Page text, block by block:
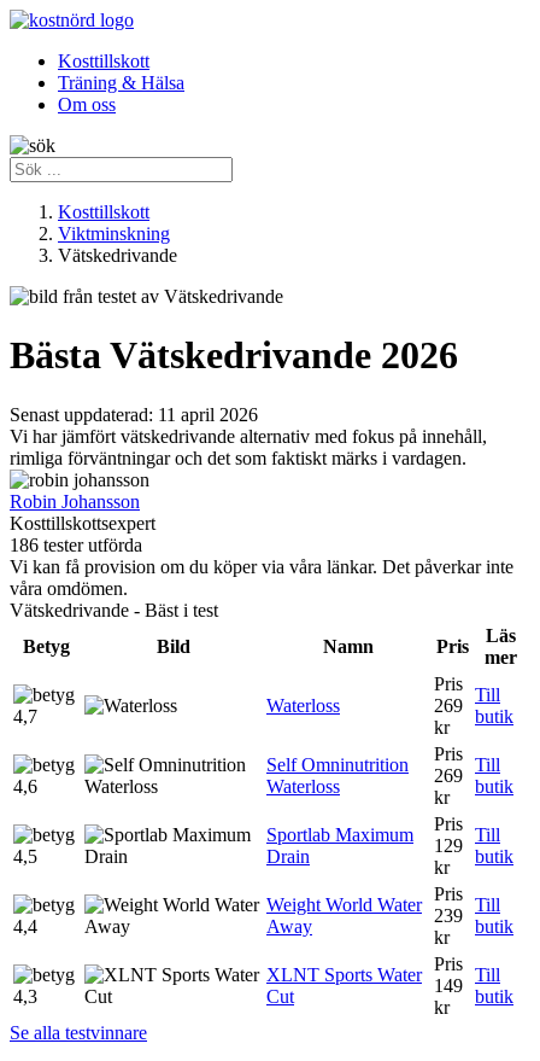
Kosttillskott
Träning & Hälsa
Om oss
Kosttillskott
Viktminskning
Vätskedrivande
Bästa Vätskedrivande 2026
Senast uppdaterad: 11 april 2026
Vi har jämfört vätskedrivande alternativ med fokus på innehåll,
rimliga förväntningar och det som faktiskt märks i vardagen.
Robin Johansson
Kosttillskottsexpert
186 tester utförda
Vi kan få provision om du köper via våra länkar. Det påverkar inte
våra omdömen.
Vätskedrivande - Bäst i test
Betyg
Bild Namn Pris
Läs
mer
4,7
Waterloss
Pris
269
kr
Till
butik
4,6
Self Omninutrition
Waterloss
Pris
269
kr
Till
butik
4,5
Sportlab Maximum
Drain
Pris
129
kr
Till
butik
4,4
Weight World Water
Away
Pris
239
kr
Till
butik
4,3
XLNT Sports Water
Cut
Pris
149
kr
Till
butik
Se alla testvinnare